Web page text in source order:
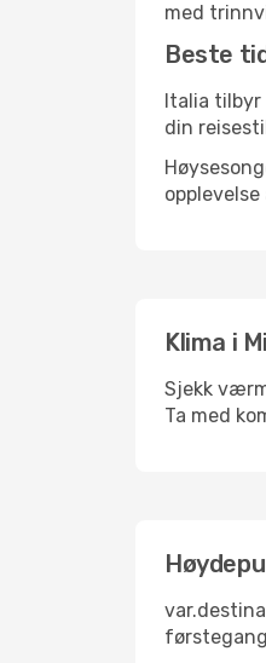
med
Beste
Italia tilbyr
din
opplevelse
Klima i
Sjekk
Ta med